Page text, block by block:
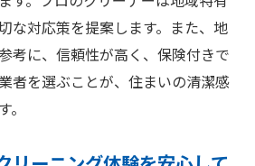
解した上での選択肢
な対応策を提案します。また、地
考に、信頼性が高く、保険付きで
者を選ぶことが、住まいの清潔感